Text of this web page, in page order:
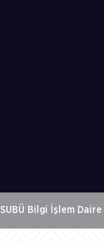
Bilgi İşlem Daire